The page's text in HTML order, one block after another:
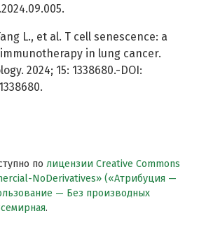
L., et al. T cell senescence: a
in lung cancer.
2024; 15: 1338680.-DOI:
по лицензии Creative Commons
NoDerivatives» («Атрибуция —
— Без производных
.